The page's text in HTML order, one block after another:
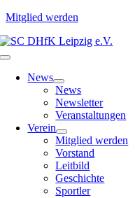
Mitglied werden
Zum
Inhalt
Toggle
NavigationNews
News
Newsletter
Veranstaltungen
Verein
Mitglied werden
Vorstand
Leitbild
Geschichte
Sportler